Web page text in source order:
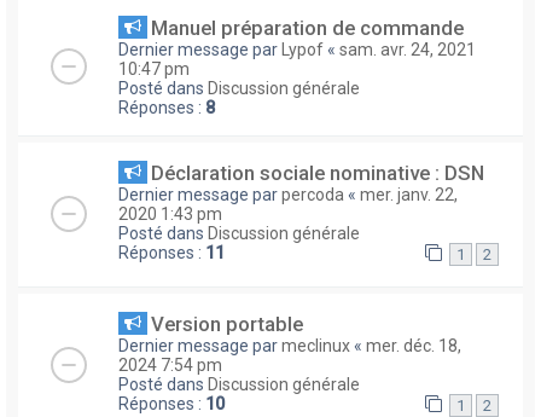
Manuel préparation de commande
Dernier message par Lypof « sam. avr. 24, 2021
10:47 pm
Posté dans Discussion générale
Réponses : 8
Déclaration sociale nominative : DSN
Dernier message parpercoda « mer. janv. 22,
2020 1:43 pm
Posté dans Discussion générale
Réponses : 11 1 2
Version portable
Dernier message parmeclinux « mer. déc. 18,
2024 7:54 pm
Posté dans Discussion générale
Réponses : 10 1 2